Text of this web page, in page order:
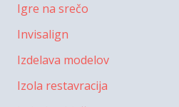
Igre na srečo
Invisalign
Izdelava modelov
Izola restavracija